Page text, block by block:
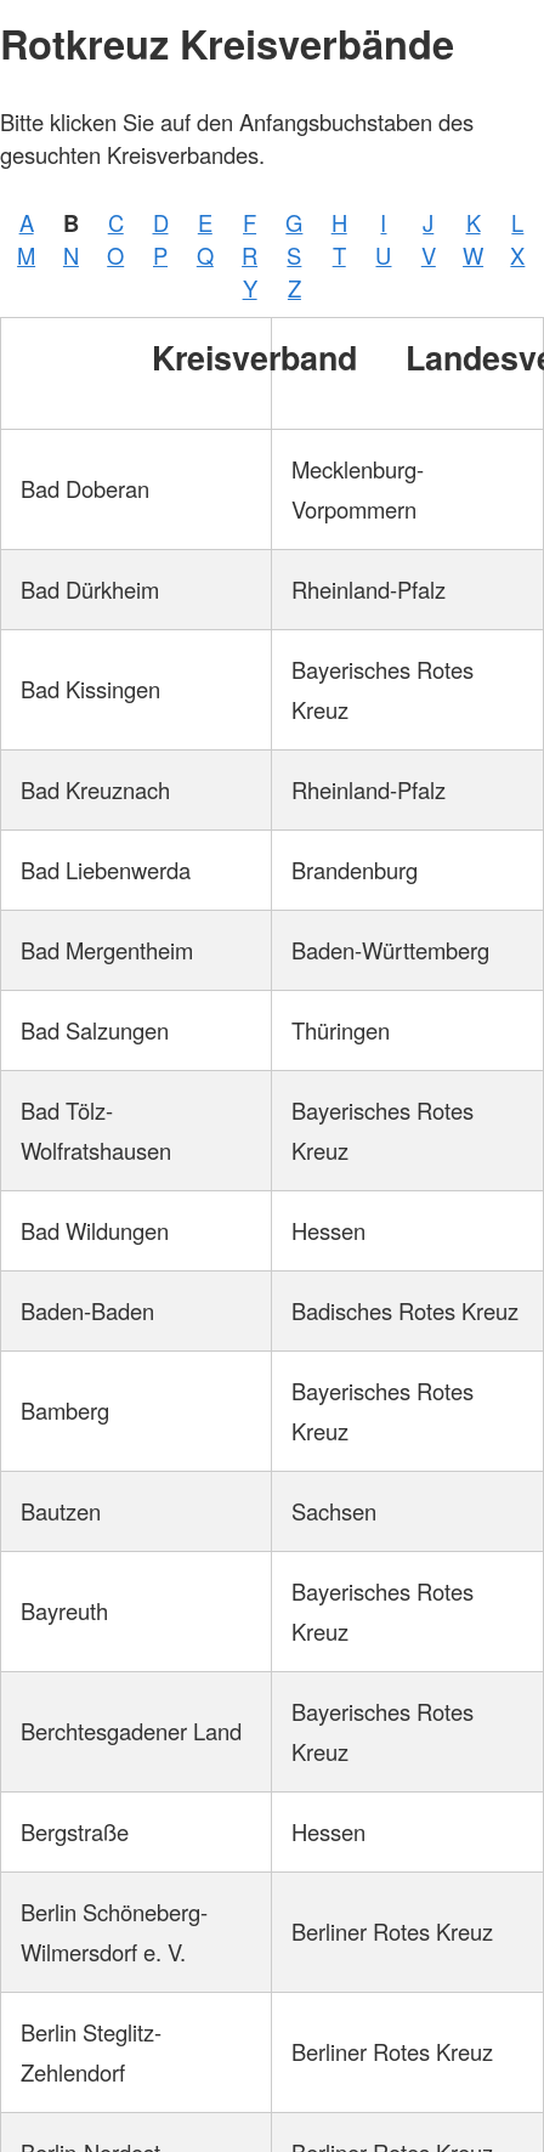
Rotkreuz Kreisverbände
Bitte klicken Sie auf den Anfangsbuchstaben des
gesuchten Kreisverbandes.
A B C D E F G H I J K
L
M
N O P Q R S T U V W
X
Y
Z
Kreisverband
Bad Doberan
Mecklenburg-
Vorpommern
Bad Dürkheim Rheinland-Pfalz
Bad Kissingen
Bayerisches Rotes
Kreuz
Bad Kreuznach Rheinland-Pfalz
Bad Liebenwerda Brandenburg
Bad Mergentheim Baden-Württemberg
Bad Salzungen Thüringen
Bad Tölz-
Wolfratshausen
Bayerisches Rotes
Kreuz
Bad Wildungen Hessen
Baden-Baden Badisches Rotes Kreuz
Bamberg
Bayerisches Rotes
Kreuz
Bautzen Sachsen
Bayreuth
Bayerisches Rotes
Kreuz
Berchtesgadener Land
Bayerisches Rotes
Kreuz
Bergstraße Hessen
Berlin Schöneberg-
Wilmersdorf e. V.
Berliner Rotes Kreuz
Berlin Steglitz-
Zehlendorf
Berliner Rotes Kreuz